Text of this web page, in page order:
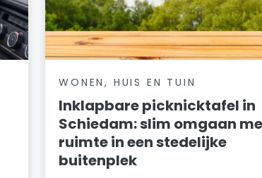
WONEN, HUIS EN TUIN
Inklapbare picknicktafel in
Schiedam: slim omgaan
ruimte in een stedelijke
buitenplek